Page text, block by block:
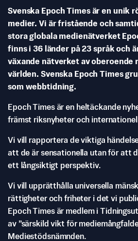
Svenska Epoch Times är en unik
medier. Vi är fristående och
stora globala medienätverket
finns i 36 länder på 23 språk och
växande nätverket av oberoende
världen. Svenska Epoch Times
som webbtidning.
Epoch Times är en heltäckande
främst riksnyheter och
Vi vill rapportera de viktiga
att de är sensationella utan för att
ett långsiktigt perspektiv.
Vi vill upprätthålla universella
rättigheter och friheter i det vi
Epoch Times är medlem i
av ”särskild vikt för
Mediestödsnämnden.